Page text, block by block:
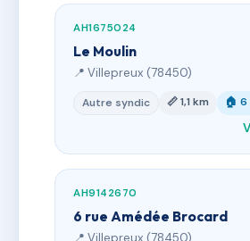
AH1675024
Le Moulin
📍 Villepreux (78450)
Autre syndic 📏 1,1 km 🏠
AH9142670
6 rue Amédée Brocard
📍 Villepreux (78450)